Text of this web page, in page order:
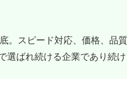
。スピード対応、価格、品
ばれ続ける企業であり続け